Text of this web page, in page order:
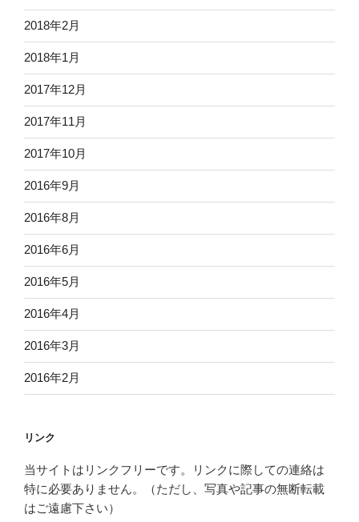
2018年2月
2018年1月
2017年12月
2017年11月
2017年10月
2016年9月
2016年8月
2016年6月
2016年5月
2016年4月
2016年3月
2016年2月
リンク
当サイトはリンクフリーです。リンクに際しての連絡は
特に必要ありません。（ただし、写真や記事の無断転載
はご遠慮下さい）